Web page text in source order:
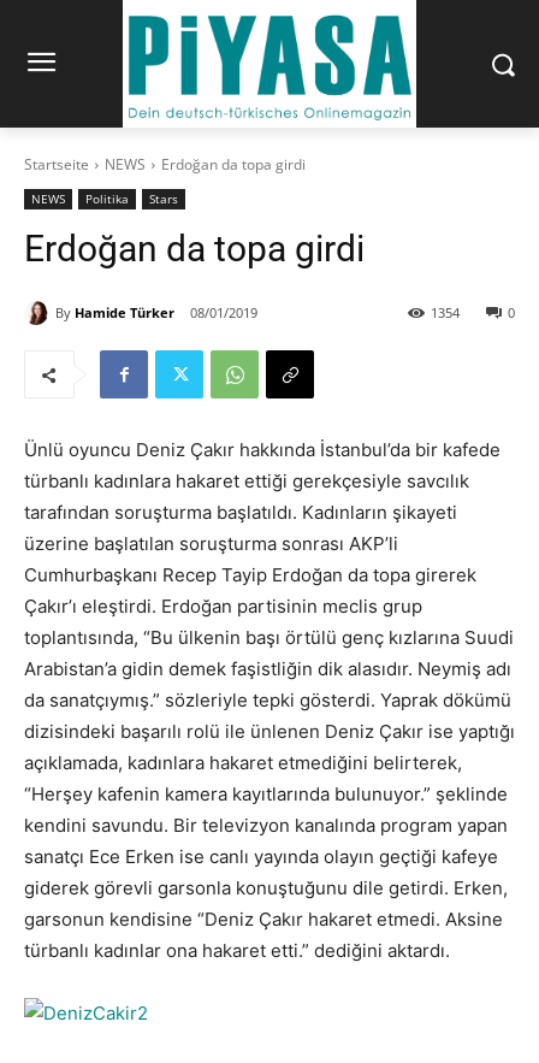
Startseite NEWS Erdoğan da topa girdi
NEWS Politika Stars
Erdoğan da topa girdi
By Hamide Türker 08/01/2019 0
1354
Ünlü oyuncu Deniz Çakır hakkında İstanbul’da bir kafede
türbanlı kadınlara hakaret ettiği gerekçesiyle savcılık
tarafından soruşturma başlatıldı. Kadınların şikayeti
üzerine başlatılan soruşturma sonrası AKP’li
Cumhurbaşkanı Recep Tayip Erdoğan da topa girerek
Çakır’ı eleştirdi. Erdoğan partisinin meclis grup
toplantısında, “Bu ülkenin başı örtülü genç kızlarına Suudi
Arabistan’a gidin demek faşistliğin dik alasıdır. Neymiş adı
da sanatçıymış.” sözleriyle tepki gösterdi. Yaprak dökümü
dizisindeki başarılı rolü ile ünlenen Deniz Çakır ise yaptığı
açıklamada, kadınlara hakaret etmediğini belirterek,
“Herşey kafenin kamera kayıtlarında bulunuyor.” şeklinde
kendini savundu. Bir televizyon kanalında program yapan
sanatçı Ece Erken ise canlı yayında olayın geçtiği kafeye
giderek görevli garsonla konuştuğunu dile getirdi. Erken,
garsonun kendisine “Deniz Çakır hakaret etmedi. Aksine
türbanlı kadınlar ona hakaret etti.” dediğini aktardı.